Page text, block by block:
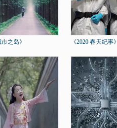
市之岛》 《2020 春天纪事》